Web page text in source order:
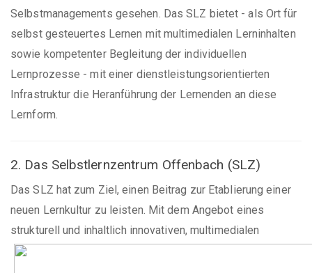
Selbstmanagements gesehen. Das SLZ bietet - als Ort für
selbst gesteuertes Lernen mit multimedialen Lerninhalten
sowie kompetenter Begleitung der individuellen
Lernprozesse - mit einer dienstleistungsorientierten
Infrastruktur die Heranführung der Lernenden an diese
Lernform.
2. Das Selbstlernzentrum Offenbach (SLZ)
Das SLZ hat zum Ziel, einen Beitrag zur Etablierung einer
neuen Lernkultur zu leisten. Mit dem Angebot eines
strukturell und inhaltlich innovativen,multimedialen